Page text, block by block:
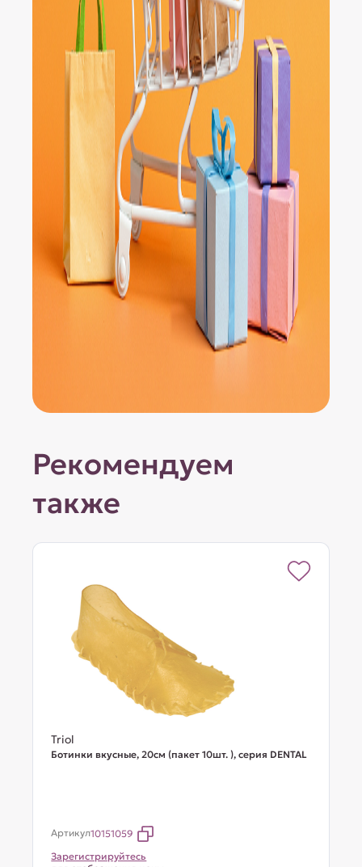
Рекомендуем
также
Triol
Ботинки вкусные, 20см (пакет 10шт. ), серия DENTAL
Артикул10151059
Зарегистрируйтесь